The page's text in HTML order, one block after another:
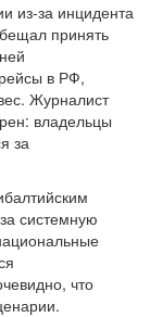
из-за инцидента
принять
в РФ,
Журналист
владельцы
за
системную
что